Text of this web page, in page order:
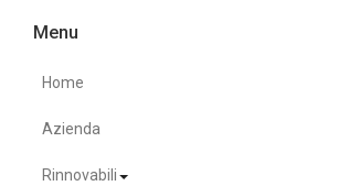
Menu
Home
Azienda
Rinnovabili